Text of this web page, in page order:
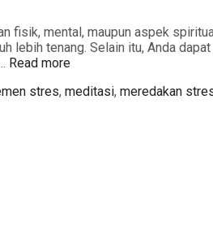
fisik, mental, maupun aspek
lebih tenang. Selain itu, Anda
Read more
stres, meditasi, meredakan